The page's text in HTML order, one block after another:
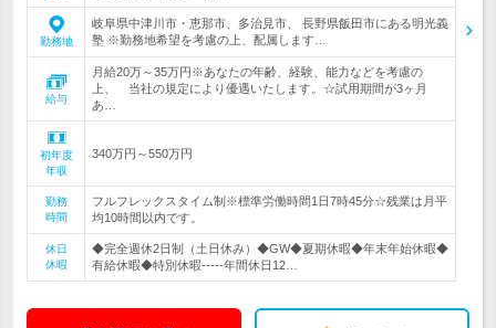
勤務地
岐阜県中津川市・恵那市、多治見市、 長野県飯田市にある明光義
塾 ※勤務地希望を考慮の上、配属します…
給与
月給20万～35万円※あなたの年齢、経験、能力などを考慮の
上、 当社の規定により優遇いたします。☆試用期間が3ヶ月
あ…
初年度
年収
340万円～550万円
勤務
時間
フルフレックスタイム制※標準労働時間1日7時45分☆残業は月平
均10時間以内です。
休日
休暇
◆完全週休2日制（土日休み）◆GW◆夏期休暇◆年末年始休暇◆
有給休暇◆特別休暇-----年間休日12…